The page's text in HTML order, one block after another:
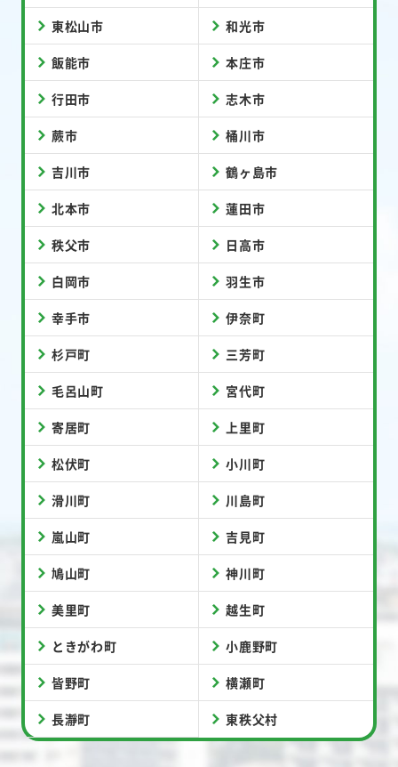
東松山市 和光市
飯能市 本庄市
行田市 志木市
蕨市 桶川市
吉川市 鶴ヶ島市
北本市 蓮田市
秩父市 日高市
白岡市 羽生市
幸手市 伊奈町
杉戸町 三芳町
毛呂山町 宮代町
寄居町 上里町
松伏町 小川町
滑川町 川島町
嵐山町 吉見町
鳩山町 神川町
美里町 越生町
ときがわ町 小鹿野町
皆野町 横瀬町
長瀞町 東秩父村